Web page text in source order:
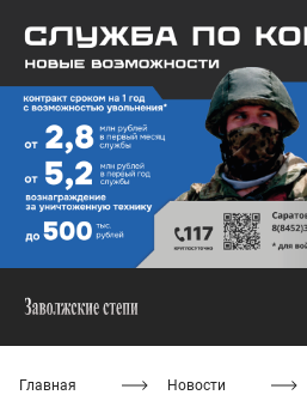
Главная
Новости